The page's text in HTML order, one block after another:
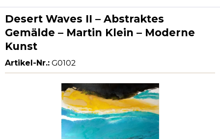
Desert Waves II – Abstraktes
Gemälde – Martin Klein – Moderne
Kunst
Artikel-Nr.: G0102